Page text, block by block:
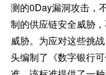
测的0Day漏洞攻击，
制的供应链安全威胁
威胁。为应对这些挑
头编制了《数字银行